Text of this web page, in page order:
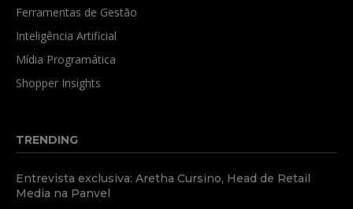
Ferramentas de Gestão
Inteligência Artificial
Mídia Programática
Shopper Insights
TRENDING
Entrevista exclusiva: Aretha Cursino, Head de Retail
Media na Panvel